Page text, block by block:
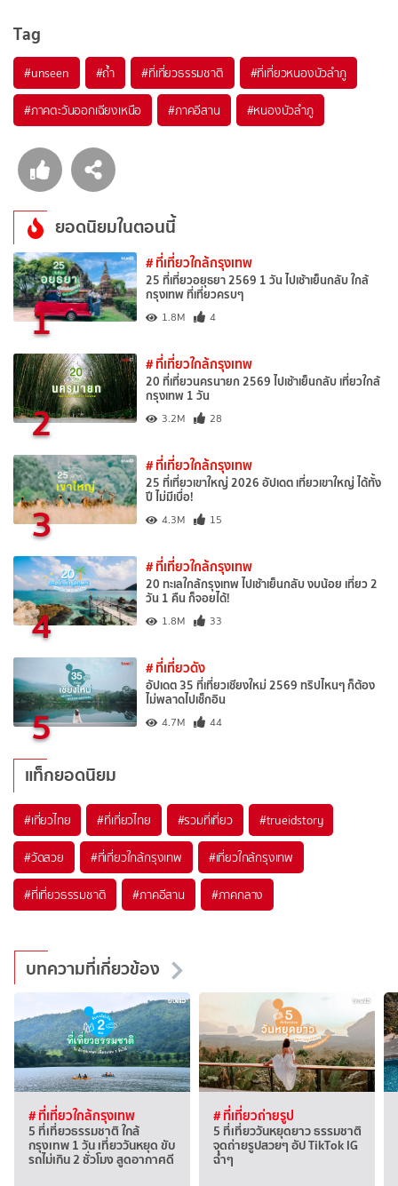
Tag
#unseen #ถ้ำ #ที่เที่ยวธรรมชาติ #ที่เที่ยวหนองบัวลำภู
#ภาคตะวันออกเฉียงเหนือ #ภาคอีสาน #หนองบัวลำภู
ยอดนิยมในตอนนี้
1
# ที่เที่ยวใกล้กรุงเทพ
25 ที่เที่ยวอยุธยา 2569 1 วัน ไปเช้าเย็นกลับ ใกล้
กรุงเทพ ที่เที่ยวครบๆ
1.8M 4
2
# ที่เที่ยวใกล้กรุงเทพ
20 ที่เที่ยวนครนายก 2569 ไปเช้าเย็นกลับ เที่ยวใกล้
กรุงเทพ 1 วัน
3.2M 28
3
# ที่เที่ยวใกล้กรุงเทพ
25 ที่เที่ยวเขาใหญ่ 2026 อัปเดต เที่ยวเขาใหญ่ ได้ทั้ง
ปี ไม่มีเบื่อ!
4.3M 15
4
# ที่เที่ยวใกล้กรุงเทพ
20 ทะเลใกล้กรุงเทพ ไปเช้าเย็นกลับ งบน้อย เที่ยว 2
วัน 1 คืน ก็จอยได้!
1.8M 33
5
# ที่เที่ยวดัง
อัปเดต 35 ที่เที่ยวเชียงใหม่ 2569 ทริปไหนๆ ก็ต้อง
ไม่พลาดไปเช็กอิน
4.7M 44
แท็กยอดนิยม
#เที่ยวไทย #ที่เที่ยวไทย #รวมที่เที่ยว #trueidstory
#วัดสวย #ที่เที่ยวใกล้กรุงเทพ #เที่ยวใกล้กรุงเทพ
#ที่เที่ยวธรรมชาติ #ภาคอีสาน #ภาคกลาง
บทความที่เกี่ยวข้อง
# ที่เที่ยวใกล้กรุงเทพ
5 ที่เที่ยวธรรมชาติ ใกล้
กรุงเทพ 1 วัน เที่ยววันหยุด ขับ
รถไม่เกิน 2 ชั่วโมง สูดอากาศดี
# ที่เที่ยวถ่ายรูป
5 ที่เที่ยววันหยุดยาว ธรรมชาติ
จุดถ่ายรูปสวยๆ อัป TikTok IG
ฉ่ำๆ